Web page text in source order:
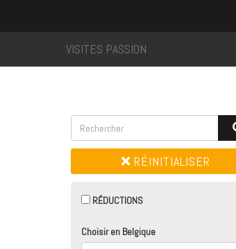
VISITES PASSION
RÉINITIALISER
RÉDUCTIONS
Choisir en Belgique